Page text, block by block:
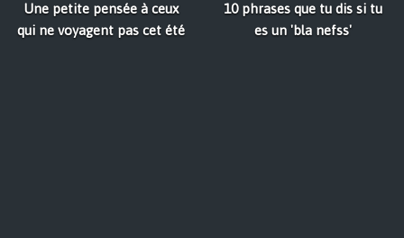
Une petite pensée à ceux
qui ne voyagent pas cet été
10 phrases que tu dis si tu
es un 'bla nefss'